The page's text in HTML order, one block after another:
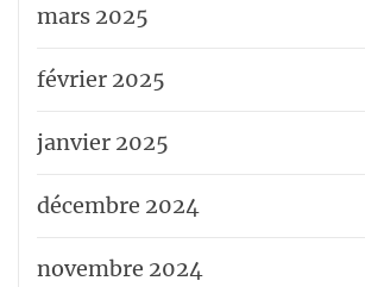
mars 2025
février 2025
janvier 2025
décembre 2024
novembre 2024